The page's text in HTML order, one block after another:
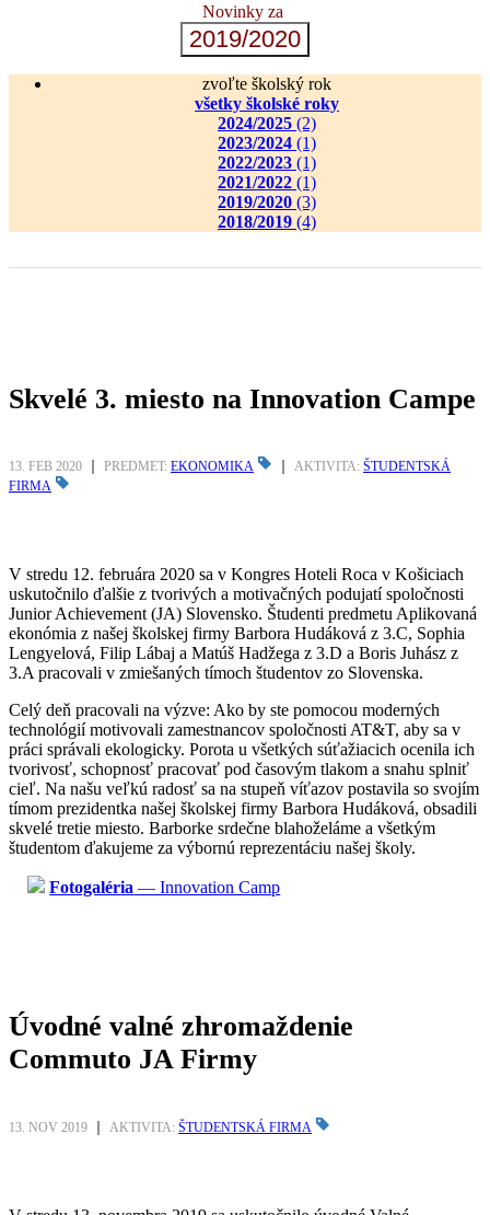
Novinky za
2019/2020
zvoľte školský rok
všetky školské roky
2024/2025 (2)
2023/2024 (1)
2022/2023 (1)
2021/2022 (1)
2019/2020 (3)
2018/2019 (4)
Skvelé 3. miesto na Innovation Campe
13. FEB 2020 PREDMET: EKONOMIKA AKTIVITA: ŠTUDENTSKÁ
FIRMA
V stredu 12. februára 2020 sa v Kongres Hoteli Roca v Košiciach
uskutočnilo ďalšie z tvorivých a motivačných podujatí spoločnosti
Junior Achievement (JA) Slovensko. Študenti predmetu Aplikovaná
ekonómia z našej školskej firmy Barbora Hudáková z 3.C, Sophia
Lengyelová, Filip Lábaj a Matúš Hadžega z 3.D a Boris Juhász z
3.A pracovali v zmiešaných tímoch študentov zo Slovenska.
Celý deň pracovali na výzve: Ako by ste pomocou moderných
technológií motivovali zamestnancov spoločnosti AT&T, aby sa v
práci správali ekologicky. Porota u všetkých súťažiacich ocenila ich
tvorivosť, schopnosť pracovať pod časovým tlakom a snahu splniť
cieľ. Na našu veľkú radosť sa na stupeň víťazov postavila so svojím
tímom prezidentka našej školskej firmy Barbora Hudáková, obsadili
skvelé tretie miesto. Barborke srdečne blahoželáme a všetkým
študentom ďakujeme za výbornú reprezentáciu našej školy.
Fotogaléria — Innovation Camp
Úvodné valné zhromaždenie
Commuto JA Firmy
13. NOV 2019 AKTIVITA: ŠTUDENTSKÁ FIRMA